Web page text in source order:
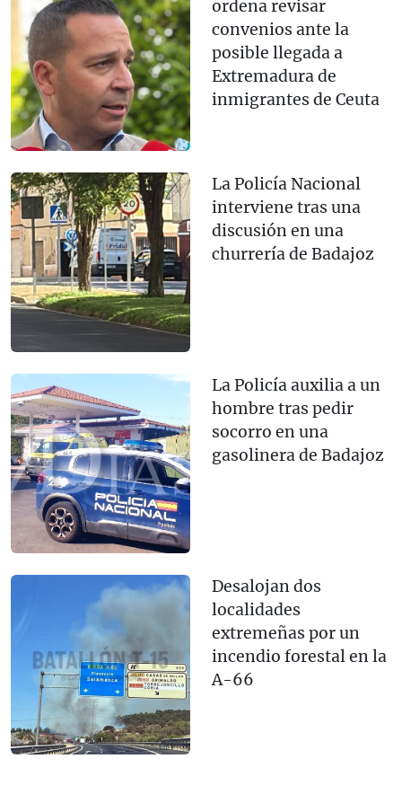
ordena revisar
convenios ante la
posible llegada a
Extremadura de
inmigrantes de Ceuta
La Policía Nacional
interviene tras una
discusión en una
churrería de Badajoz
La Policía auxilia a un
hombre tras pedir
socorro en una
gasolinera de Badajoz
Desalojan dos
localidades
extremeñas por un
incendio forestal en la
A-66